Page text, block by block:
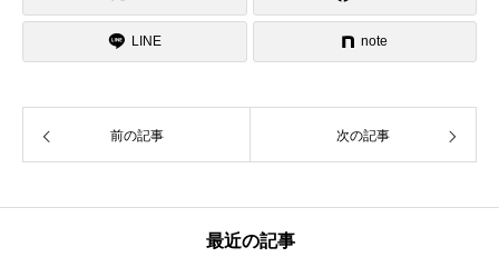
LINE note
前の記事 次の記事
最近の記事